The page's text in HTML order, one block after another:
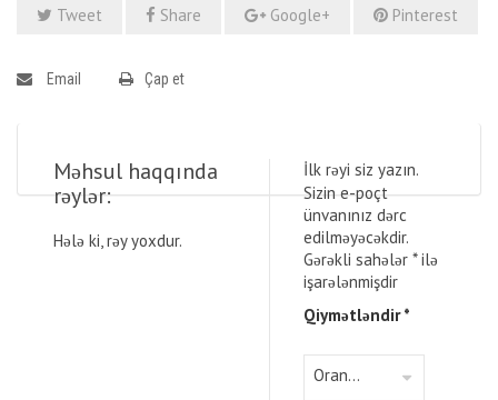
Tweet Share Google+ Pinterest
Email Çap et
Məhsul haqqında
rəylər:
Hələ ki, rəy yoxdur.
İlk rəyi siz yazın.
Sizin e-poçt
ünvanınız dərc
edilməyəcəkdir.
Gərəkli sahələr *ilə
işarələnmişdir
Qiymətləndir*